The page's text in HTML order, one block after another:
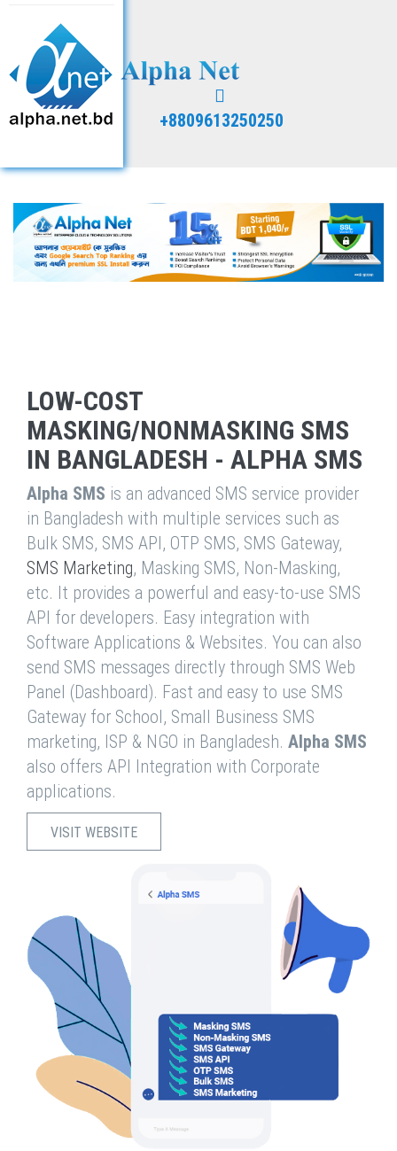
+8809613250250
LOW-COST
MASKING/NONMASKING SMS
IN BANGLADESH - ALPHA SMS
Alpha SMS is an advanced SMS service provider
in Bangladesh with multiple services such as
Bulk SMS, SMS API, OTP SMS, SMS Gateway,
SMS Marketing, Masking SMS, Non-Masking,
etc. It provides a powerful and easy-to-use SMS
API for developers. Easy integration with
Software Applications & Websites. You can also
send SMS messages directly through SMS Web
Panel (Dashboard). Fast and easy to use SMS
Gateway for School, Small Business SMS
marketing, ISP & NGO in Bangladesh. Alpha SMS
also offers API Integration with Corporate
applications.
VISIT WEBSITE